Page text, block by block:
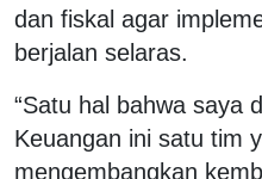
dan fiskal agar
berjalan selaras.
“Satu hal bahwa saya
Keuangan ini satu tim
mengembangkan